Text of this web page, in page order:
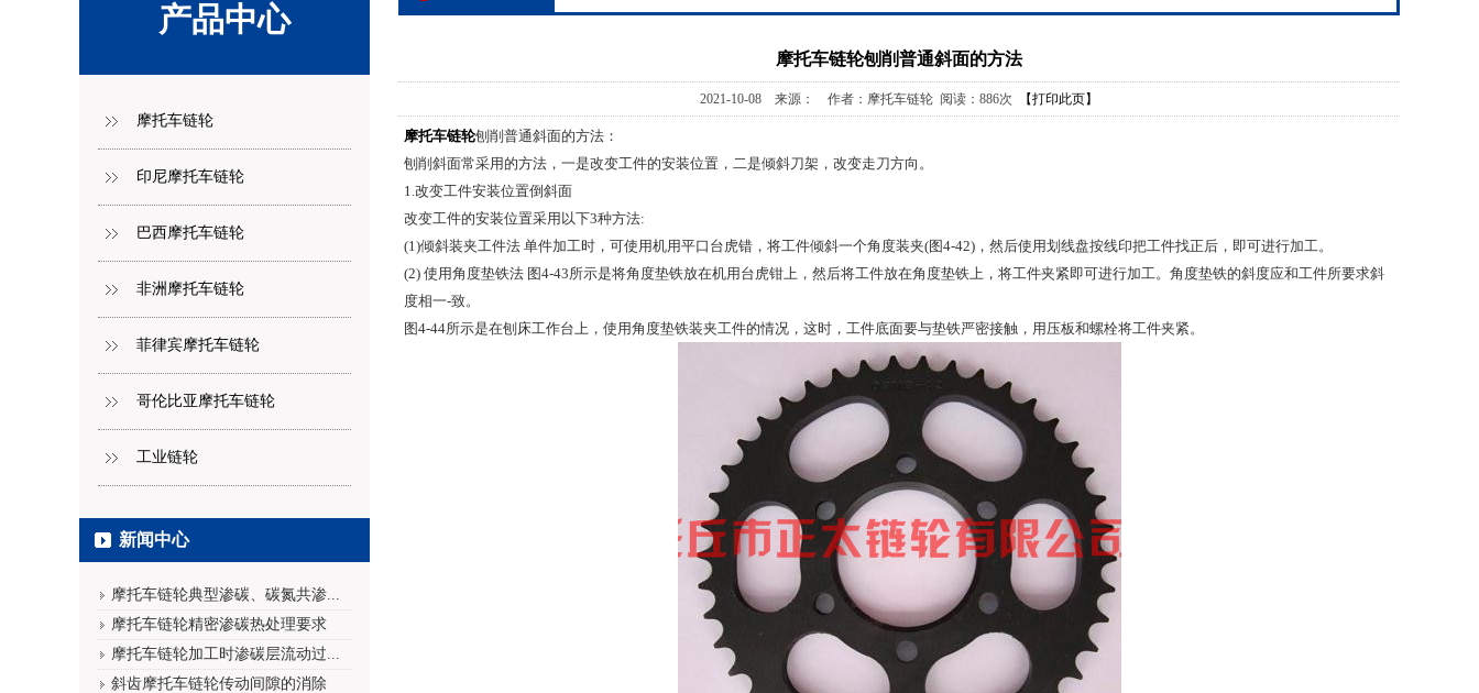
产品中心
摩托车链轮
印尼摩托车链轮
巴西摩托车链轮
非洲摩托车链轮
菲律宾摩托车链轮
哥伦比亚摩托车链轮
工业链轮
新闻中心
摩托车链轮典型渗碳、碳氮共渗...
摩托车链轮精密渗碳热处理要求
摩托车链轮加工时渗碳层流动过...
斜齿摩托车链轮传动间隙的消除
摩托车链轮刨削普通斜面的方法
2021-10-08 来源： 作者：摩托车链轮 阅读： 886次 【打印此页】
摩托车链轮刨削普通斜面的方法：
刨削斜面常采用的方法，一是改变工件的安装位置，二是倾斜刀架，改变走刀方向。
1.改变工件安装位置倒斜面
改变工件的安装位置采用以下3种方法:
(1)倾斜装夹工件法 单件加工时，可使用机用平口台虎错，将工件倾斜一个角度装夹(图4-42)，然后使用划线盘按线印把工件找正后，即可进行加工。
(2) 使用角度垫铁法 图4-43所示是将角度垫铁放在机用台虎钳上，然后将工件放在角度垫铁上，将工件夹紧即可进行加工。角度垫铁的斜度应和工件所要求斜
度相一-致。
图4-44所示是在刨床工作台上，使用角度垫铁装夹工件的情况，这时，工件底面要与垫铁严密接触，用压板和螺栓将工件夹紧。